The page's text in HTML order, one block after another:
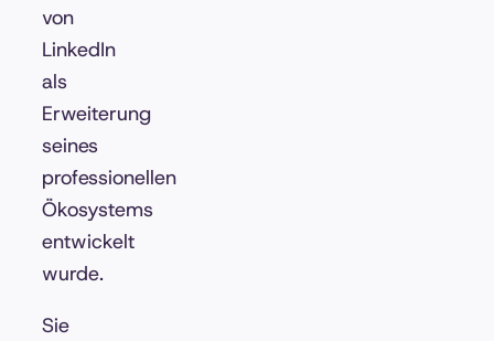
von
LinkedIn
als
Erweiterung
seines
professionellen
Ökosystems
entwickelt
wurde.
Sie